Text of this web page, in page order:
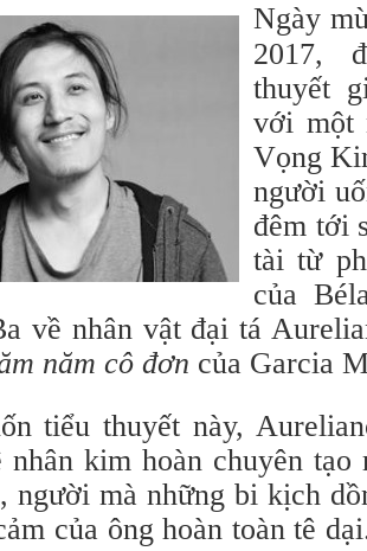
Ngày
2017,
thuyết
với một
Vọng
người
đêm tới
tài từ
của
về nhân vật đại tá
năm cô đơn của Garcia
tiểu thuyết này,
nhân kim hoàn chuyên tạo
người mà những bi kịch
của ông hoàn toàn tê